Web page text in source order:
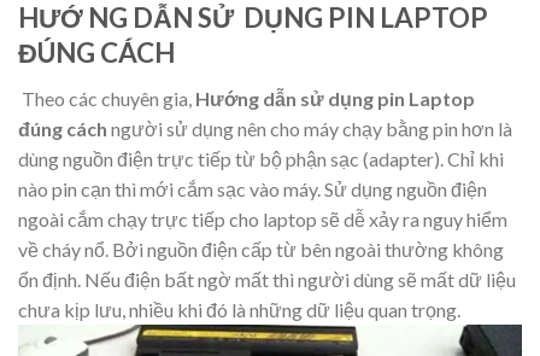
HƯỚ NG DẪN SỬ DỤNG PIN LAPTOP
ĐÚNG CÁCH
Theo các chuyên gia, Hướng dẫn sử dụng pin Laptop
đúng cách người sử dụng nên cho máy chạy bằng pin hơn là
dùng nguồn điện trực tiếp từ bộ phận sạc (adapter). Chỉ khi
nào pin cạn thì mới cắm sạc vào máy. Sử dụng nguồn điện
ngoài cắm chạy trực tiếp cho laptop sẽ dễ xảy ra nguy hiểm
về cháy nổ. Bởi nguồn điện cấp từ bên ngoài thường không
ổn định. Nếu điện bất ngờ mất thì người dùng sẽ mất dữ liệu
chưa kịp lưu, nhiều khi đó là những dữ liệu quan trọng.